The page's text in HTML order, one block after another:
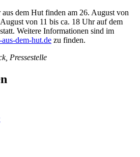
dem Hut finden am 26. August von
von 11 bis ca. 18 Uhr auf dem
Weitere Informationen sind im
dem-hut.de zu finden.
Pressestelle